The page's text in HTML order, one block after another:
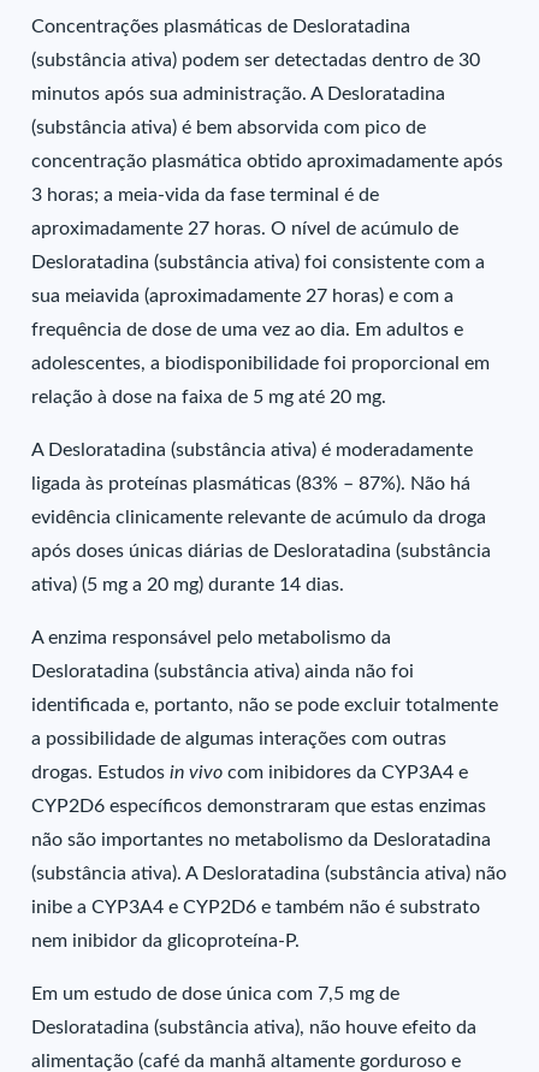
Concentrações plasmáticas de Desloratadina
(substância ativa) podem ser detectadas dentro de 30
minutos após sua administração. A Desloratadina
(substância ativa) é bem absorvida com pico de
concentração plasmática obtido aproximadamente após
3 horas; a meia-vida da fase terminal é de
aproximadamente 27 horas. O nível de acúmulo de
Desloratadina (substância ativa) foi consistente com a
sua meiavida (aproximadamente 27 horas) e com a
frequência de dose de uma vez ao dia. Em adultos e
adolescentes, a biodisponibilidade foi proporcional em
relação à dose na faixa de 5 mg até 20 mg.
A Desloratadina (substância ativa) é moderadamente
ligada às proteínas plasmáticas (83% – 87%). Não há
evidência clinicamente relevante de acúmulo da droga
após doses únicas diárias de Desloratadina (substância
ativa) (5 mg a 20 mg) durante 14 dias.
A enzima responsável pelo metabolismo da
Desloratadina (substância ativa) ainda não foi
identificada e, portanto, não se pode excluir totalmente
a possibilidade de algumas interações com outras
drogas. Estudosin vivo com inibidores da CYP3A4 e
CYP2D6 específicos demonstraram que estas enzimas
não são importantes no metabolismo da Desloratadina
(substância ativa). A Desloratadina (substância ativa) não
inibe a CYP3A4 e CYP2D6 e também não é substrato
nem inibidor da glicoproteína-P.
Em um estudo de dose única com 7,5 mg de
Desloratadina (substância ativa), não houve efeito da
alimentação (café da manhã altamente gorduroso e